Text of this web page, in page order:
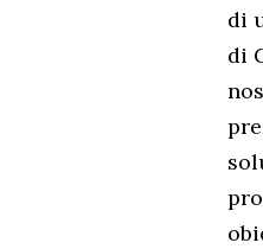
di
di